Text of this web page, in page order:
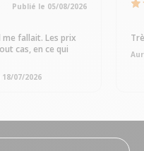
Publié le 05/08/2026
fallait. Les prix
cas, en ce qui
07/2026